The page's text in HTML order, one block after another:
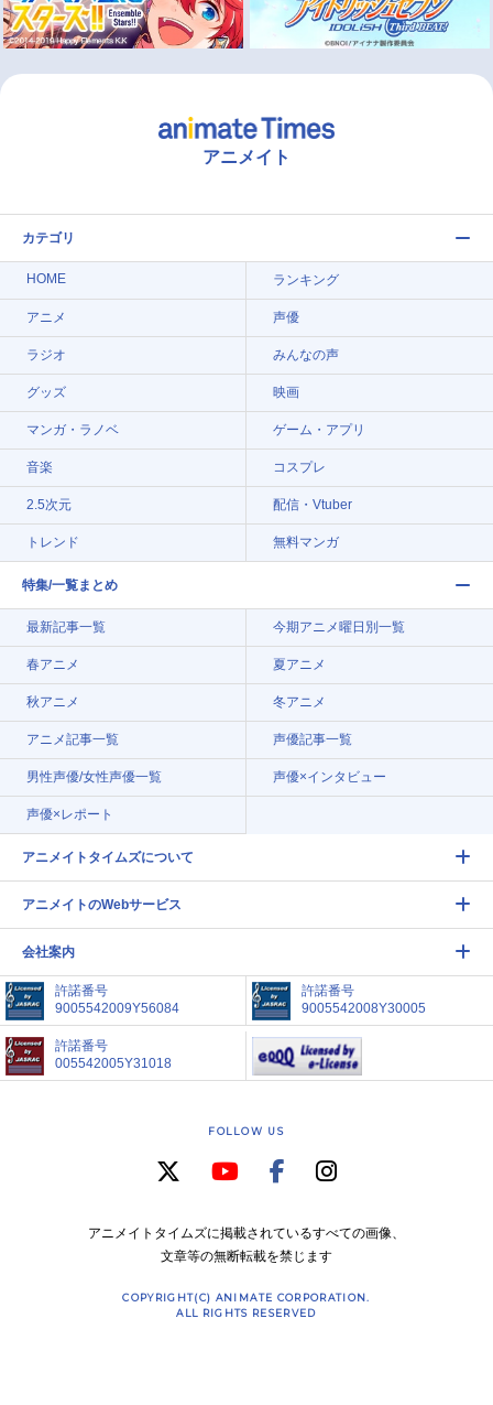
アニメイト
カテゴリ
HOME ランキング
アニメ 声優
ラジオ みんなの声
グッズ 映画
マンガ・ラノベ ゲーム・アプリ
音楽 コスプレ
2.5次元 配信・Vtuber
トレンド 無料マンガ
特集/一覧まとめ
最新記事一覧 今期アニメ曜日別一覧
春アニメ 夏アニメ
秋アニメ 冬アニメ
アニメ記事一覧 声優記事一覧
男性声優/女性声優一覧 声優×インタビュー
声優×レポート
アニメイトタイムズについて
アニメイトのWebサービス
会社案内
許諾番号
9005542009Y56084
許諾番号
9005542008Y30005
許諾番号
005542005Y31018
FOLLOW US
アニメイトタイムズに掲載されているすべての画像、
文章等の無断転載を禁じます
COPYRIGHT(C) ANIMATE CORPORATION.
ALL RIGHTS RESERVED